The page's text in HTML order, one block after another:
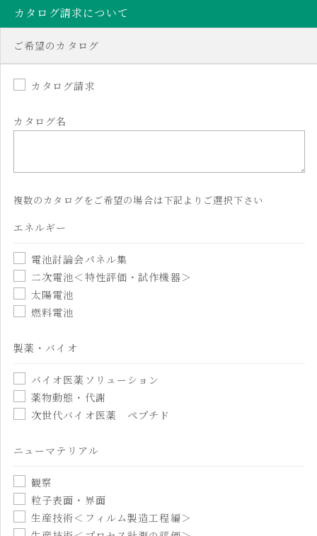
カタログ請求について
ご希望のカタログ
カタログ請求
カタログ名
複数のカタログをご希望の場合は下記よりご選択下さい
エネルギー
電池討論会パネル集
二次電池＜特性評価・試作機器＞
太陽電池
燃料電池
製薬・バイオ
バイオ医薬ソリューション
薬物動態・代謝
次世代バイオ医薬 ペプチド
ニューマテリアル
観察
粒子表面・界面
生産技術＜フィルム製造工程編＞